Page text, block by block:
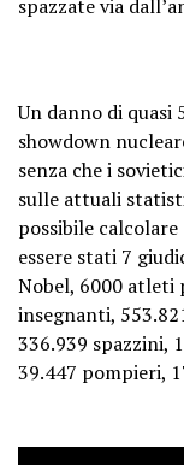
spazzate via
Un danno di quasi
showdown
senza che i
sulle attuali
possibile
essere stati 7
Nobel, 6000 atleti
insegnanti,
336.939 spazzini,
39.447 pompieri,